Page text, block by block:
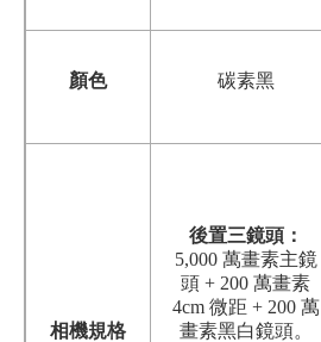
顏色 碳素黑
相機規格
後置三鏡頭：
5,000 萬畫素主鏡
頭 + 200 萬畫素
4cm 微距 + 200 萬
畫素黑白鏡頭。